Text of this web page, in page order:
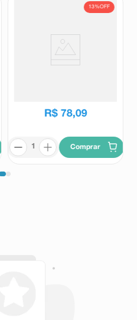
13%OFF
R$ 78,09
Comprar